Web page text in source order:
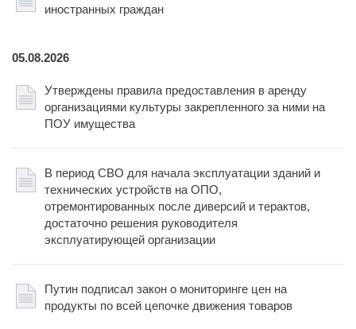
иностранных граждан
05.08.2026
Утверждены правила предоставления в аренду
организациями культуры закрепленного за ними на
ПОУ имущества
В период СВО для начала эксплуатации зданий и
технических устройств на ОПО,
отремонтированных после диверсий и терактов,
достаточно решения руководителя
эксплуатирующей организации
Путин подписал закон о мониторинге цен на
продукты по всей цепочке движения товаров